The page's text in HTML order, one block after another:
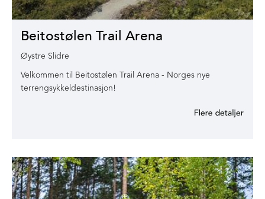
Beitostølen Trail Arena
Øystre Slidre
Velkommen til Beitostølen Trail Arena - Norges nye
terrengsykkeldestinasjon!